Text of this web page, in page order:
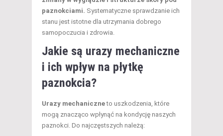
paznokciami. Systematyczne sprawdzanie ich
stanu jest istotne dla utrzymania dobrego
samopoczucia i zdrowia.
Jakie są urazy mechaniczne
i ich wpływ na płytkę
paznokcia?
Urazy mechaniczneto uszkodzenia, które
mogą znacząco wpłynąć na kondycję naszych
paznokci. Do najczęstszych należą: